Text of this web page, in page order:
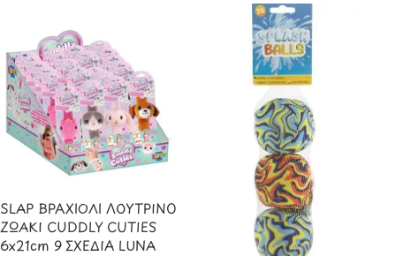
SLAP ΒΡΑΧΙΟΛΙ ΛΟΥΤΡΙΝΟ
ΖΩΑΚΙ CUDDLY CUTIES
6x21cm 9 ΣΧΕΔΙΑ LUNA